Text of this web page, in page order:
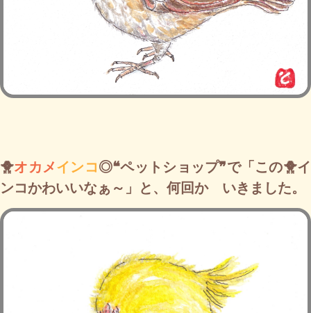
🐥オカメインコ◎❝ペットショップ❞で「この🐥イ
ンコかわいいなぁ～」と、何回か いきました。